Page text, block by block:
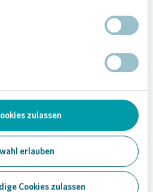
zulassen
erlauben
Cookies zulassen
einfach alle an. Und es ist
wie viel Engagement und
bei der Sache war. Die
Input und lockerer